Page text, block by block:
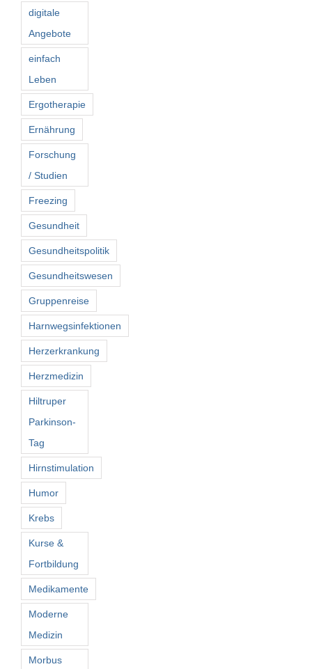
digitale
Angebote
einfach
Leben
Ergotherapie
Ernährung
Forschung
/ Studien
Freezing
Gesundheit
Gesundheitspolitik
Gesundheitswesen
Gruppenreise
Harnwegsinfektionen
Herzerkrankung
Herzmedizin
Hiltruper
Parkinson-
Tag
Hirnstimulation
Humor
Krebs
Kurse &
Fortbildung
Medikamente
Moderne
Medizin
Morbus